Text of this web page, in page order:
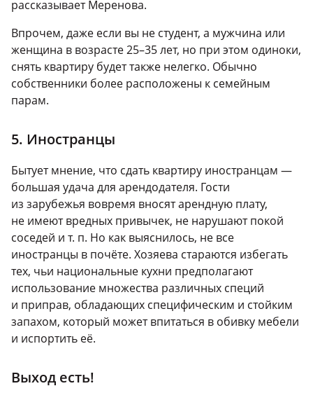
рассказывает Меренова.
Впрочем, даже если вы не студент, а мужчина или
женщина в возрасте 25–35 лет, но при этом одиноки,
снять квартиру будет также нелегко. Обычно
собственники более расположены к семейным
парам.
5. Иностранцы
Бытует мнение, что сдать квартиру иностранцам —
большая удача для арендодателя. Гости
из зарубежья вовремя вносят арендную плату,
не имеют вредных привычек, не нарушают покой
соседей и т. п. Но как выяснилось, не все
иностранцы в почёте. Хозяева стараются избегать
тех, чьи национальные кухни предполагают
использование множества различных специй
и приправ, обладающих специфическим и стойким
запахом, который может впитаться в обивку мебели
и испортить её.
Выход есть!